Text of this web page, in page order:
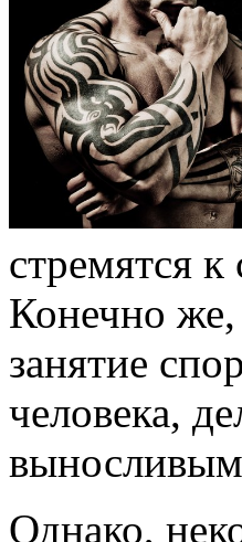
стремятся
Конечно же,
занятие
человека,
Однако,